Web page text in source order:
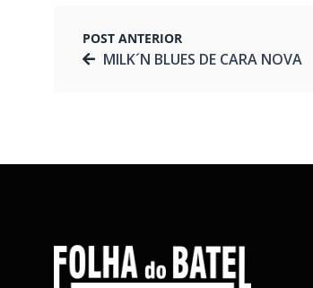
POST ANTERIOR
MILK´N BLUES DE CARA NOVA